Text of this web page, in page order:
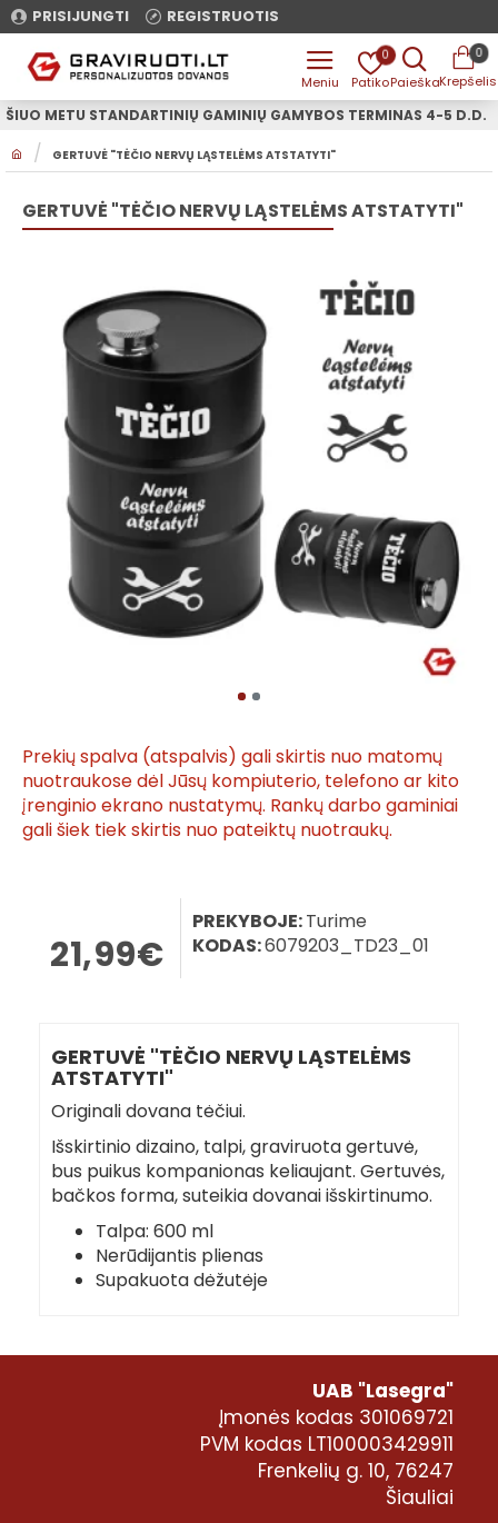
PRISIJUNGTI REGISTRUOTIS
0 0
O
E
GERTUVĖ "TĖČIO NERVŲ LĄSTELĖMS ATSTATYTI"
ŠIUO METU STANDARTINIŲ GAMINIŲ GAMYBOS TERMINAS 4-5 D.D.
GERTUVĖ "TĖČIO NERVŲ LĄSTELĖMS ATSTATYTI"
Prekių spalva (atspalvis) gali skirtis nuo matomų
nuotraukose dėl Jūsų kompiuterio, telefono ar kito
įrenginio ekrano nustatymų. Rankų darbo gaminiai
gali šiek tiek skirtis nuo pateiktų nuotraukų.
21,99€
PREKYBOJE:Turime
KODAS:6079203_TD23_01
GERTUVĖ "TĖČIO NERVŲ LĄSTELĖMS
ATSTATYTI"
Originali dovana tėčiui.
Išskirtinio dizaino, talpi, graviruota gertuvė,
bus puikus kompanionas keliaujant. Gertuvės,
bačkos forma, suteikia dovanai išskirtinumo.
Talpa: 600 ml
Nerūdijantis plienas
Supakuota dėžutėje
UAB "Lasegra"
Įmonės kodas 301069721
PVM kodas LT100003429911
Frenkelių g. 10, 76247
Šiauliai